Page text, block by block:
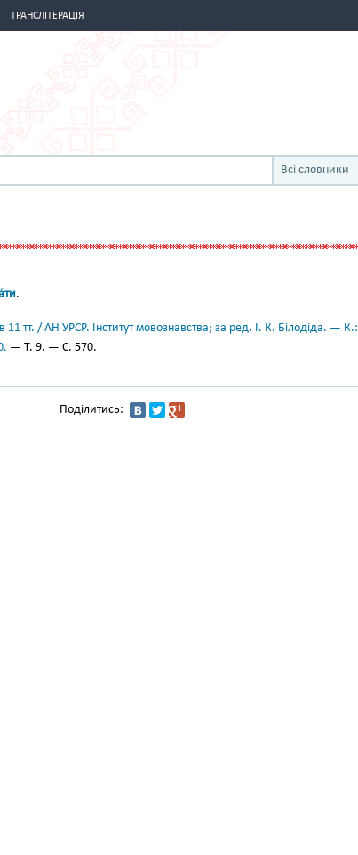
ТРАНСЛІТЕРАЦІЯ
Всі словники
.
11 тт. / АН УРСР. Інститут мовознавства; за ред. І. К. Білодіда. — К.:
— Т. 9. — С. 570.
Поділитись: